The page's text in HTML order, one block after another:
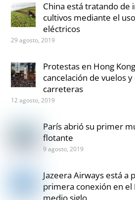
China está tratando de
cultivos mediante el
eléctricos
29 agosto, 2019
Protestas en Hong
cancelación de vuelos
carreteras
12 agosto, 2019
París abrió su primer
flotante
9 agosto, 2019
Jazeera Airways está a
primera conexión en el
medio siglo